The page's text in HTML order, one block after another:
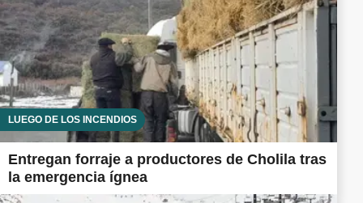
LUEGO DE LOS INCENDIOS
Entregan forraje a productores de Cholila tras
la emergencia ígnea